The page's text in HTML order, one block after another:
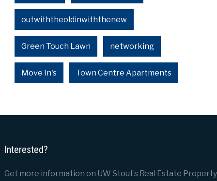
outwiththeoldinwiththenew
Green Touch Lawn networking
Move In's Town Centre Apartments
Interested?
Get more information on UW Stout’s Real Estate Property